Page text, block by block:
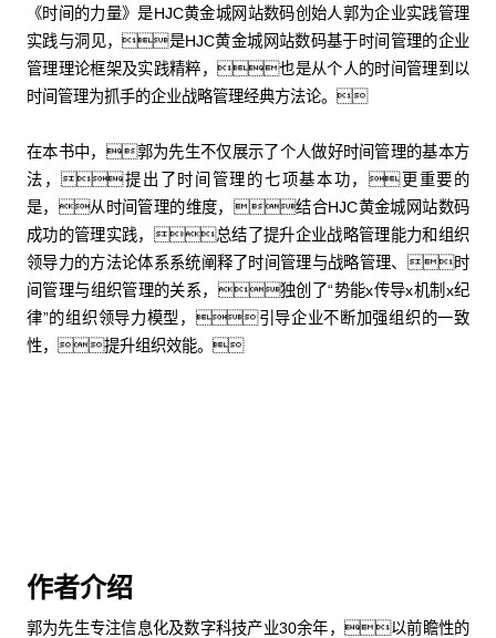
《时间的力量》是HJC黄金城网站数码创始人郭为企业实践管理
实践与洞见，是HJC黄金城网站数码基于时间管理的企业
管理理论框架及实践精粹，也是从个人的时间管理到以
时间管理为抓手的企业战略管理经典方法论。
在本书中，郭为先生不仅展示了个人做好时间管理的基本方
法，提出了时间管理的七项基本功，更重要的
是，从时间管理的维度，结合HJC黄金城网站数码
成功的管理实践，总结了提升企业战略管理能力和组织
领导力的方法论体系系统阐释了时间管理与战略管理、时
间管理与组织管理的关系，独创了“势能x传导x机制x纪
律”的组织领导力模型，引导企业不断加强组织的一致
性，提升组织效能。
作者介绍
郭为先生专注信息化及数字科技产业30余年，以前瞻性的